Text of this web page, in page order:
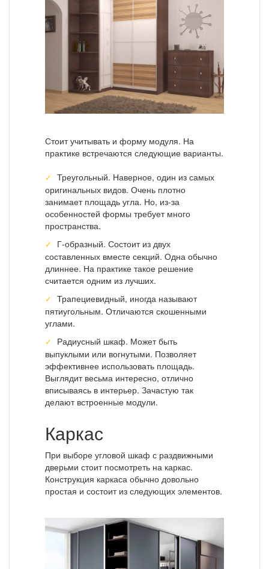
Стоит учитывать и форму модуля. На
практике встречаются следующие варианты.
Треугольный. Наверное, один из самых
оригинальных видов. Очень плотно
занимает площадь угла. Но, из-за
особенностей формы требует много
пространства.
Г-образный. Состоит из двух
составленных вместе секций. Одна обычно
длиннее. На практике такое решение
считается одним из лучших.
Трапециевидный, иногда называют
пятиугольным. Отличаются скошенными
углами.
Радиусный шкаф. Может быть
выпуклыми или вогнутыми. Позволяет
эффективнее использовать площадь.
Выглядит весьма интересно, отлично
вписываясь в интерьер. Зачастую так
делают встроенные модули.
Каркас
При выборе угловой шкаф с раздвижными
дверьми стоит посмотреть на каркас.
Конструкция каркаса обычно довольно
простая и состоит из следующих элементов.